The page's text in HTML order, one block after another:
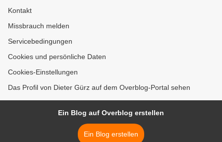
Kontakt
Missbrauch melden
Servicebedingungen
Cookies und persönliche Daten
Cookies-Einstellungen
Das Profil von Dieter Gürz auf dem Overblog-Portal sehen
Ein Blog auf Overblog erstellen
Ein Blog erstellen